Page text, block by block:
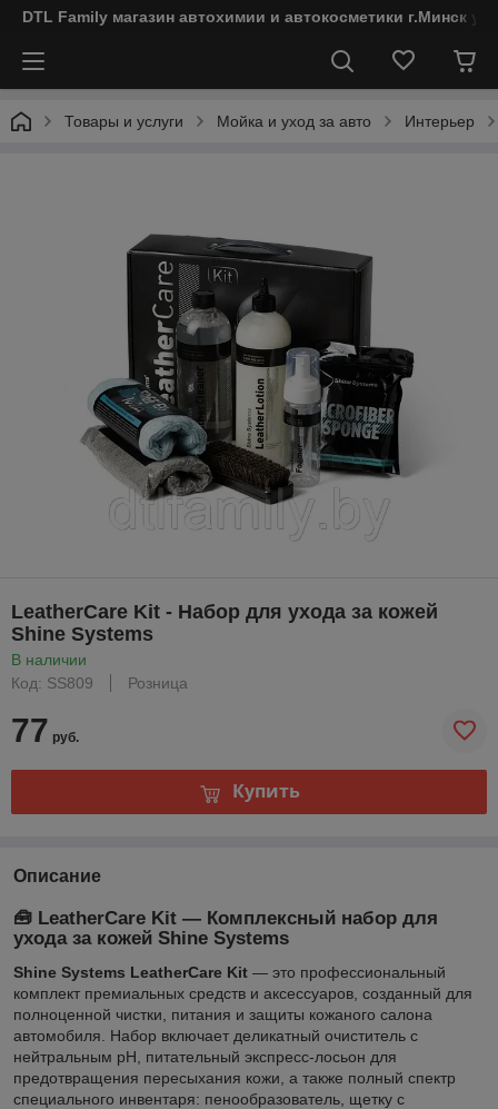
DTL Family магазин автохимии и автокосметики г.Минск
Товары и услуги Мойка и уход за авто Интерьер
LeatherCare Kit - Набор для ухода за кожей
Shine Systems
В наличии
Код: SS809
Розница
77 руб.
Купить
Описание
🧰 LeatherCare Kit — Комплексный набор для
ухода за кожей Shine Systems
Shine Systems LeatherCare Kit — это профессиональный
комплект премиальных средств и аксессуаров, созданный для
полноценной чистки, питания и защиты кожаного салона
автомобиля. Набор включает деликатный очиститель с
нейтральным pH, питательный экспресс-лосьон для
предотвращения пересыхания кожи, а также полный спектр
специального инвентаря: пенообразователь, щетку с